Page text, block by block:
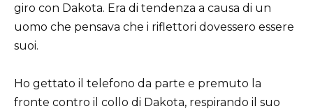
giro con Dakota. Era di tendenza a causa di un
uomo che pensava che i riflettori dovessero essere
suoi.
Ho gettato il telefono da parte e premuto la
fronte contro il collo di Dakota, respirando il suo